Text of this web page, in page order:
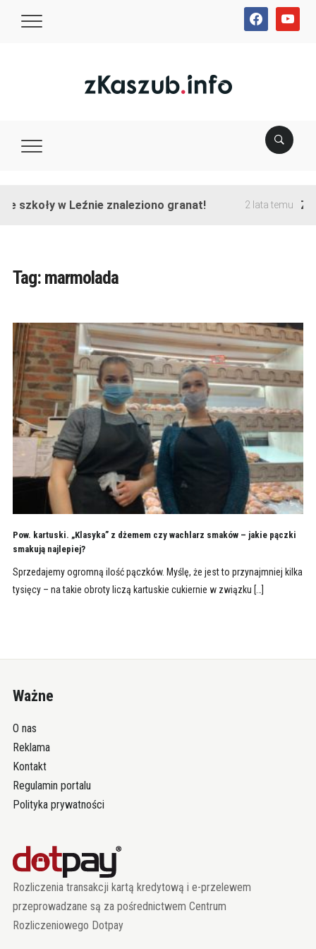
facebookyoutube
szkoły w Leźnie znaleziono granat! 2 lata temu
Tag: marmolada
Pow. kartuski. „Klasyka” z dżemem czy wachlarz smaków – jakie pączki
smakują najlepiej?
Sprzedajemy ogromną ilość pączków. Myślę, że jest to przynajmniej kilka
tysięcy – na takie obroty liczą kartuskie cukiernie w związku […]
Ważne
O nas
Reklama
Kontakt
Regulamin portalu
Polityka prywatności
Rozliczenia transakcji kartą kredytową i e-przelewem
przeprowadzane są za pośrednictwem Centrum
Rozliczeniowego Dotpay